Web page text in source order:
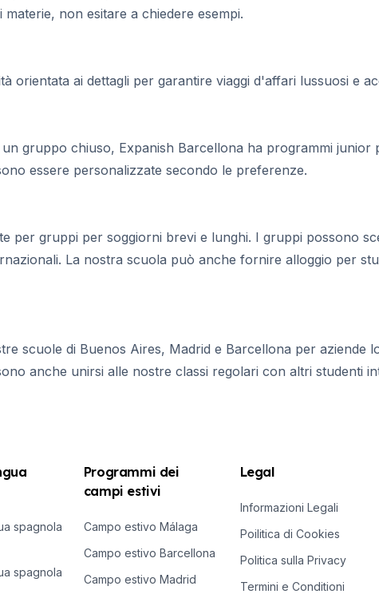
non esitare a chiedere esempi.
orientata ai dettagli per garantire viaggi d'affari lussuosi e
gruppo chiuso, Expanish Barcellona ha programmi
essere personalizzate secondo le preferenze.
per gruppi per soggiorni brevi e lunghi. I gruppi possono
La nostra scuola può anche fornire alloggio per
scuole di Buenos Aires, Madrid e Barcellona per aziende
anche unirsi alle nostre classi regolari con altri studenti
spagnola
spagnola
Programmi dei
campi estivi
Campo estivo Málaga
Campo estivo Barcellona
Campo estivo Madrid
Legal
Informazioni Legali
Poilitica di Cookies
Politica sulla Privacy
Termini e Conditioni